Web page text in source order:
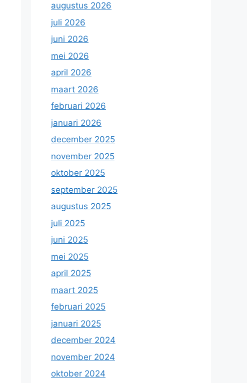
augustus 2026
juli 2026
juni 2026
mei 2026
april 2026
maart 2026
februari 2026
januari 2026
december 2025
november 2025
oktober 2025
september 2025
augustus 2025
juli 2025
juni 2025
mei 2025
april 2025
maart 2025
februari 2025
januari 2025
december 2024
november 2024
oktober 2024